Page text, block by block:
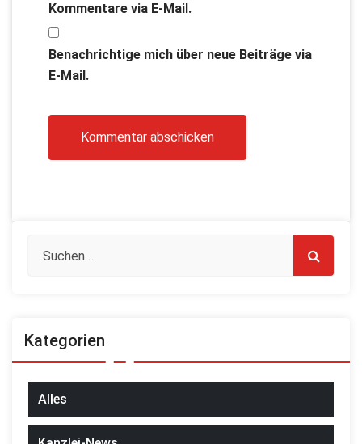
Kommentare via E-Mail.
Benachrichtige mich über neue Beiträge via
E-Mail.
Kategorien
Alles